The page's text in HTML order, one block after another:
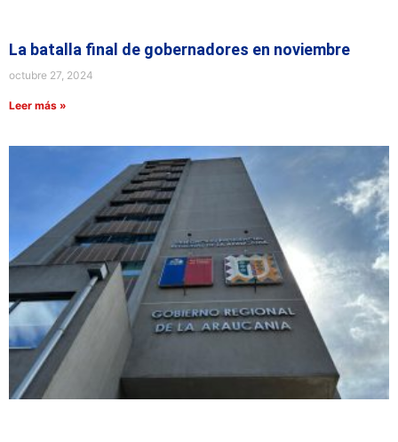
La batalla final de gobernadores en noviembre
octubre 27, 2024
Leer más »